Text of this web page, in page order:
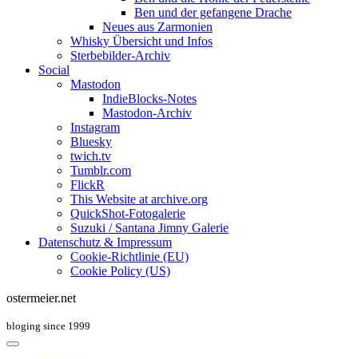
Ben und der gefangene Drache
Neues aus Zarmonien
Whisky Übersicht und Infos
Sterbebilder-Archiv
Social
Mastodon
IndieBlocks-Notes
Mastodon-Archiv
Instagram
Bluesky
twich.tv
Tumblr.com
FlickR
This Website at archive.org
QuickShot-Fotogalerie
Suzuki / Santana Jimny Galerie
Datenschutz & Impressum
Cookie-Richtlinie (EU)
Cookie Policy (US)
ostermeier.net
bloging since 1999